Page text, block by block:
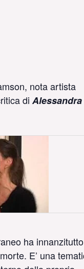
nota artista
di Alessandra
ha innanzitutto
E’ una